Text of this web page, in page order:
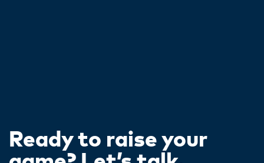
Ready to raise your